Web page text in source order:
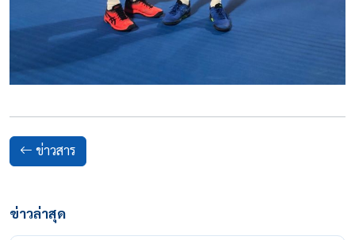
ข่าวสาร
ข่าวล่าสุด